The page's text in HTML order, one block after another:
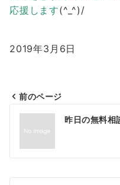
応援します(^_^)/
2019年3月6日
投
ナ
ビ
前のページ
昨日の無料相